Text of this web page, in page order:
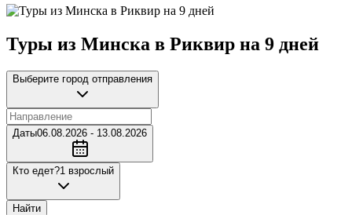
Туры из Минска в Риквир на 9 дней
Выберите город отправления
Даты06.08.2026 - 13.08.2026
Кто едет?1 взрослый
Найти